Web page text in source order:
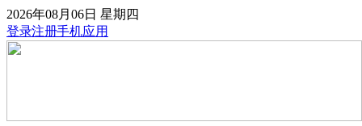
2026年08月06日 星期四
登录注册手机应用